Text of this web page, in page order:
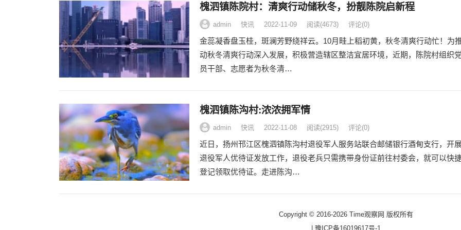
槐泗镇陈院村：清爽行动储秋冬，扮靓陈院启新程
admin 快讯 2022-11-09 阅读(4673) 评论(0)
金蕊凝香盘玉桂，斑澜芳野绕祥云。10月畦上稻初黄，秋冬清爽行动忙！为
动秋冬清爽行动深入发展，积极营造辖区整洁宜居环境，近期，陈院村组织党
员干部、志愿者为秋冬清…
槐泗镇陈沟村:浓浓拥军情
admin 快讯 2022-11-08 阅读(2915) 评论(0)
近日，扬州邗江区槐泗镇陈沟村退役军人服务站联合邮储银行酒甸支行，开
退役军人优待证发放工作，退役老兵只需携带身份证前往村委会，就可以快
登记领取优待证。走进陈沟…
Copyright © 2016-2026 Time观察网 版权所有
豫ICP备16019617号-1